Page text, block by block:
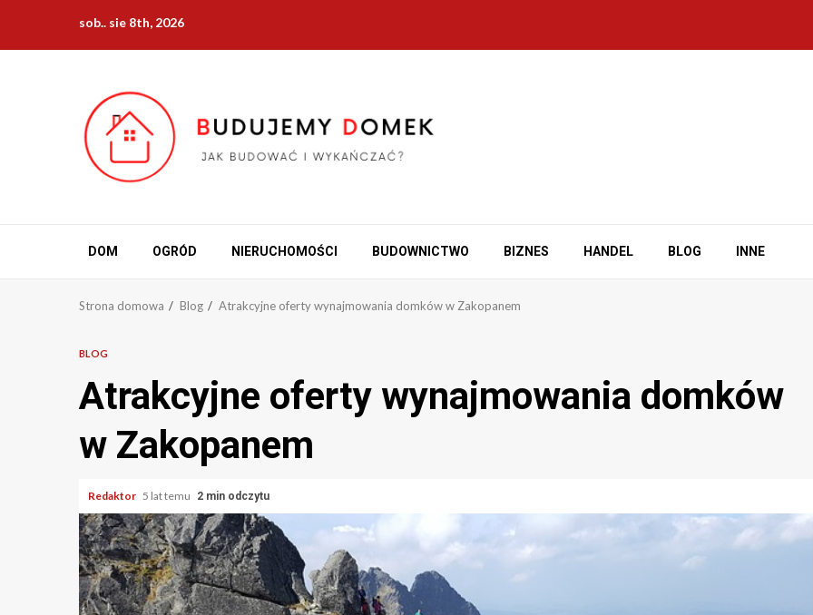
treści
sob.. sie 8th, 2026
DOM OGRÓD NIERUCHOMOŚCI BUDOWNICTWO BIZNES HANDEL BLOG INNE
Strona domowa Blog Atrakcyjne oferty wynajmowania domków w Zakopanem
BLOG
Atrakcyjne oferty wynajmowania domków
w Zakopanem
Redaktor 5 lat temu 2 min odczytu